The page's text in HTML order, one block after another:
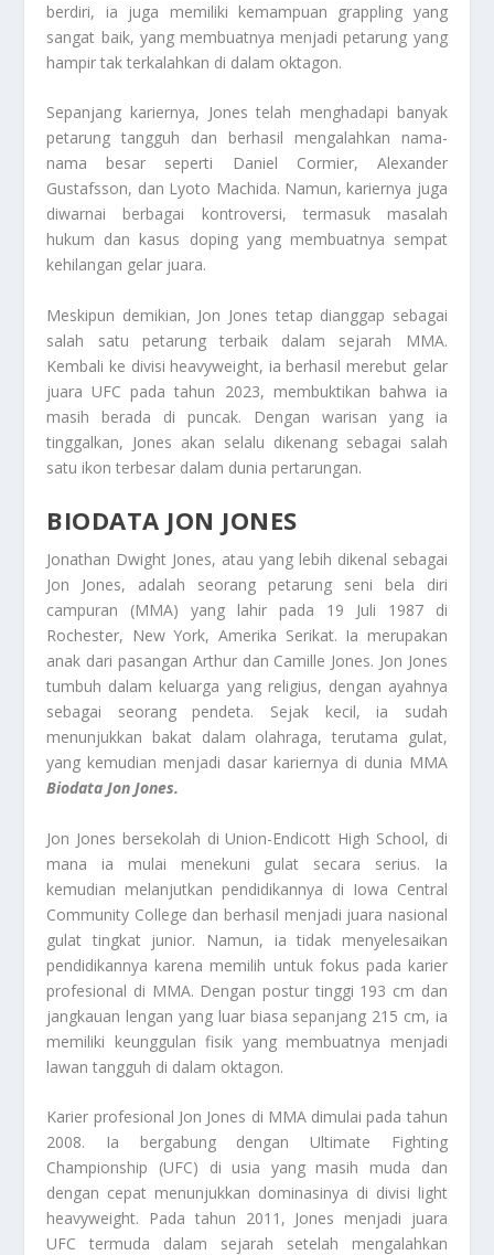
berdiri, ia juga memiliki kemampuan grappling yang
sangat baik, yang membuatnya menjadi petarung yang
hampir tak terkalahkan di dalam oktagon.
Sepanjang kariernya, Jones telah menghadapi banyak
petarung tangguh dan berhasil mengalahkan nama-
nama besar seperti Daniel Cormier, Alexander
Gustafsson, dan Lyoto Machida. Namun, kariernya juga
diwarnai berbagai kontroversi, termasuk masalah
hukum dan kasus doping yang membuatnya sempat
kehilangan gelar juara.
Meskipun demikian, Jon Jones tetap dianggap sebagai
salah satu petarung terbaik dalam sejarah MMA.
Kembali ke divisi heavyweight, ia berhasil merebut gelar
juara UFC pada tahun 2023, membuktikan bahwa ia
masih berada di puncak. Dengan warisan yang ia
tinggalkan, Jones akan selalu dikenang sebagai salah
satu ikon terbesar dalam dunia pertarungan.
BIODATA JON JONES
Jonathan Dwight Jones, atau yang lebih dikenal sebagai
Jon Jones, adalah seorang petarung seni bela diri
campuran (MMA) yang lahir pada 19 Juli 1987 di
Rochester, New York, Amerika Serikat. Ia merupakan
anak dari pasangan Arthur dan Camille Jones. Jon Jones
tumbuh dalam keluarga yang religius, dengan ayahnya
sebagai seorang pendeta. Sejak kecil, ia sudah
menunjukkan bakat dalam olahraga, terutama gulat,
yang kemudian menjadi dasar kariernya di dunia MMA
Biodata Jon Jones.
Jon Jones bersekolah di Union-Endicott High School, di
mana ia mulai menekuni gulat secara serius. Ia
kemudian melanjutkan pendidikannya di Iowa Central
Community College dan berhasil menjadi juara nasional
gulat tingkat junior. Namun, ia tidak menyelesaikan
pendidikannya karena memilih untuk fokus pada karier
profesional di MMA. Dengan postur tinggi 193 cm dan
jangkauan lengan yang luar biasa sepanjang 215 cm, ia
memiliki keunggulan fisik yang membuatnya menjadi
lawan tangguh di dalam oktagon.
Karier profesional Jon Jones di MMA dimulai pada tahun
2008. Ia bergabung dengan Ultimate Fighting
Championship (UFC) di usia yang masih muda dan
dengan cepat menunjukkan dominasinya di divisi light
heavyweight. Pada tahun 2011, Jones menjadi juara
UFC termuda dalam sejarah setelah mengalahkan